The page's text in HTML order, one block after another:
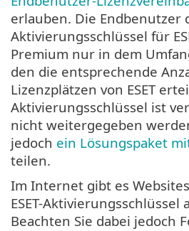
erlauben. Die Endbenutzer
Aktivierungsschlüssel für
Premium nur in dem
den die entsprechende
Lizenzplätzen von ESET
Aktivierungsschlüssel ist
nicht weitergegeben
jedoch ein Lösungspaket
teilen.
Im Internet gibt es
ESET-Aktivierungsschlüssel
Beachten Sie dabei jedoch